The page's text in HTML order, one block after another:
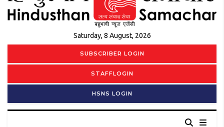
Saturday, 8 August, 2026
SUBSCRIBER LOGIN
STAFFLOGIN
HSNS LOGIN